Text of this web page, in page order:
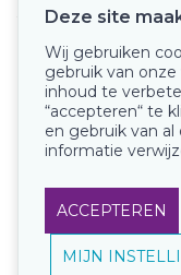
Deze site
Wij gebruiken
gebruik van
inhoud te
“accepteren“ te
en gebruik van
informatie
ACCEPTEREN
MIJN